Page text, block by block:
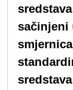
sačinjeni